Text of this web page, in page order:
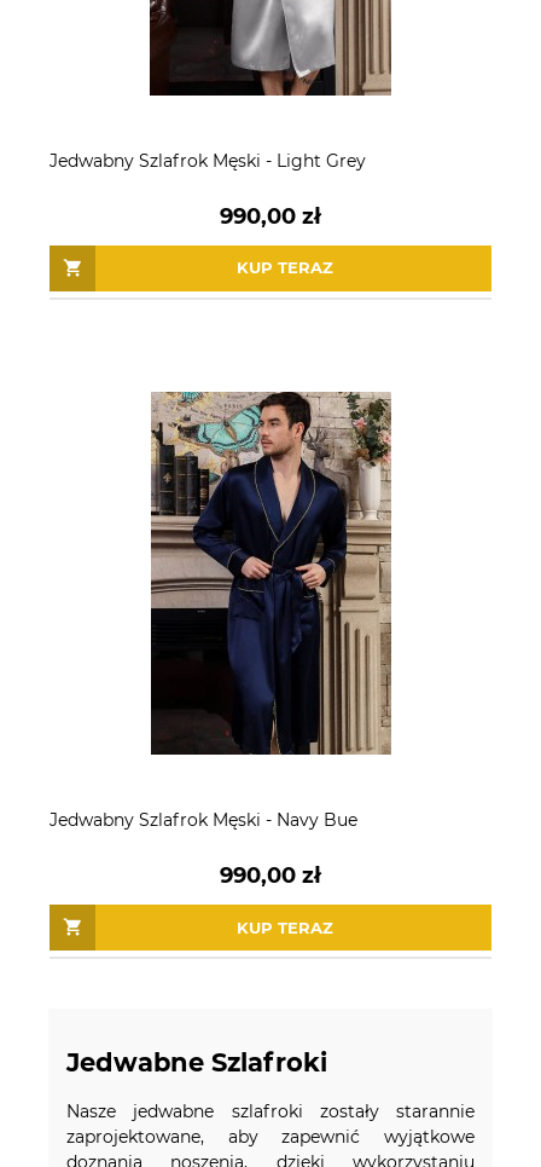
Jedwabny Szlafrok Męski - Light Grey
990,00 zł
KUP TERAZ
Jedwabny Szlafrok Męski - Navy Bue
990,00 zł
KUP TERAZ
Jedwabne Szlafroki
Nasze jedwabne szlafroki zostały starannie
zaprojektowane, aby zapewnić wyjątkowe
doznania noszenia, dzięki wykorzystaniu